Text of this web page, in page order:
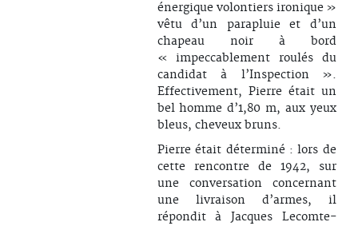
énergique volontiers ironique »
vêtu d’un parapluie et d’un
chapeau noir à bord
« impeccablement roulés du
candidat à l’Inspection ».
Effectivement, Pierre était un
bel homme d’1,80 m, aux yeux
bleus, cheveux bruns.
Pierre était déterminé : lors de
cette rencontre de 1942, sur
une conversation concernant
une livraison d’armes, il
répondit à Jacques Lecomte-